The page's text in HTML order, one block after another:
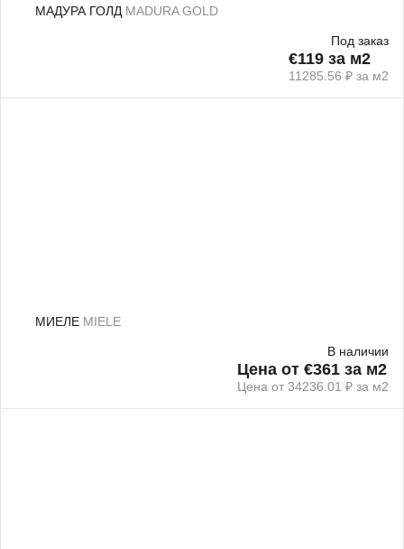
МАДУРА ГОЛД MADURA GOLD
Под заказ
€119 за м2
11285.56 ₽ за м2
МИЕЛЕ MIELE
В наличии
Цена от €361 за м2
Цена от 34236.01 ₽ за м2